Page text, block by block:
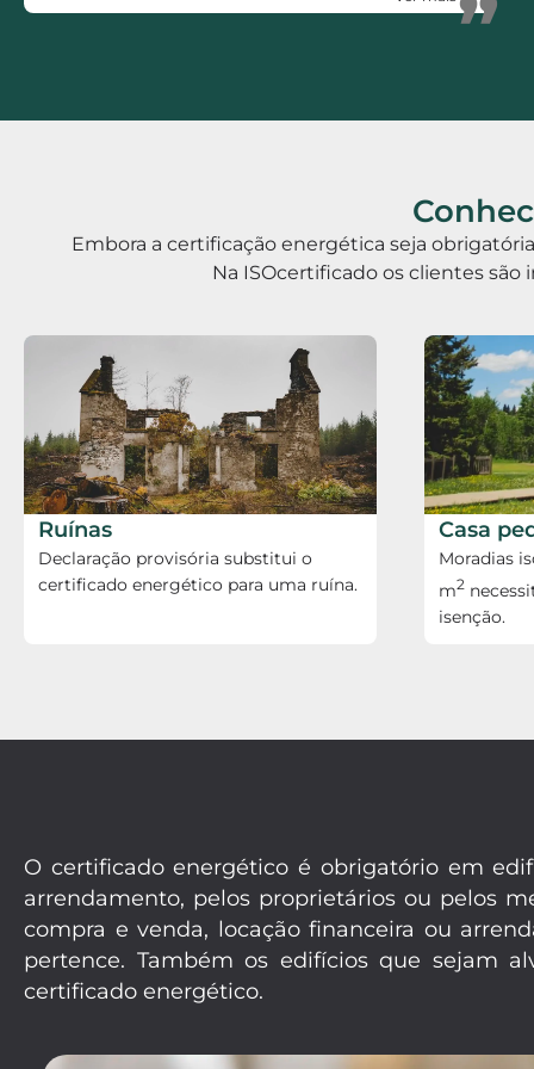
”
Rápidos, Eficientes, polivalentes e Honestos.
Embora a certificação energética seja
Na ISOcertificado os clientes
Ruínas
Declaração provisória substitui o
certificado energético para uma ruína.
Casa
Moradias
m2
isenção.
O certificado energético é obrigatório em
arrendamento, pelos proprietários ou pelos
compra e venda, locação financeira ou
pertence. Também os edifícios que sejam
certificado energético.